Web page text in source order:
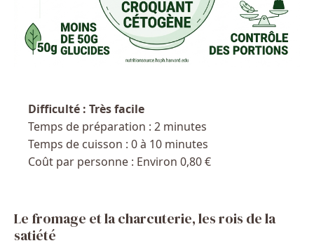
Difficulté : Très facile
Temps de préparation : 2 minutes
Temps de cuisson : 0 à 10 minutes
Coût par personne : Environ 0,80 €
Le fromage et la charcuterie, les rois de la
satiété